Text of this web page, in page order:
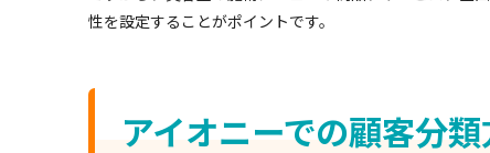
性を設定することがポイントです。
アイオニーでの顧客分